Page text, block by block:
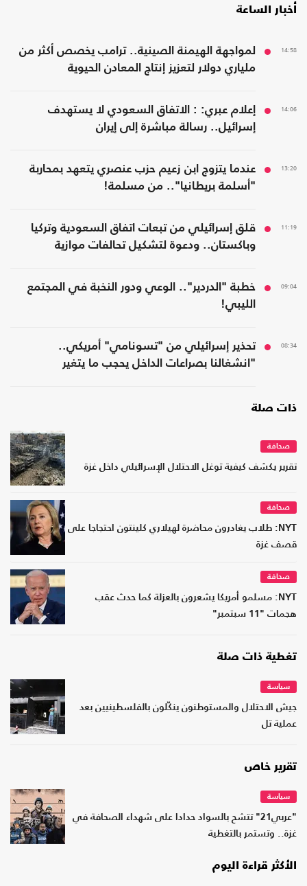
أخبار الساعة
14:58
لمواجهة الهيمنة الصينية.. ترامب يخصص أكثر من
ملياري دولار لتعزيز إنتاج المعادن الحيوية
14:06
إعلام عبري: : الاتفاق السعودي لا يستهدف
إسرائيل.. رسالة مباشرة إلى إيران
13:20
عندما يتزوج ابن زعيم حزب عنصري يتعهد بمحاربة
"أسلمة بريطانيا".. من مسلمة!
11:19
قلق إسرائيلي من تبعات اتفاق السعودية وتركيا
وباكستان.. ودعوة لتشكيل تحالفات موازية
09:04
خطبة "الدردير".. الوعي ودور النخبة في المجتمع
الليبي!
08:34
تحذير إسرائيلي من "تسونامي" أمريكي..
"انشغالنا بصراعات الداخل يحجب ما يتغير
ذات صلة
صحافة
تقرير يكشف كيفية توغل الاحتلال الإسرائيلي داخل غزة
صحافة
NYT: طلاب يغادرون محاضرة لهيلاري كلينتون احتجاجا على
قصف غزة
صحافة
NYT: مسلمو أمريكا يشعرون بالعزلة كما حدث عقب
هجمات "11 سبتمبر"
تغطية ذات صلة
سياسة
جيش الاحتلال والمستوطنون ينكّلون بالفلسطينيين بعد
عملية تل
تقرير خاص
سياسة
"عربي21" تتشح بالسواد حدادا على شهداء الصحافة في
غزة.. وتستمر بالتغطية
الأكثر قراءة اليوم